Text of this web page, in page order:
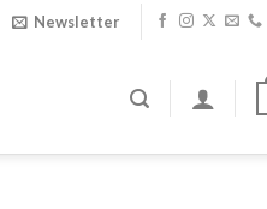
Newsletter